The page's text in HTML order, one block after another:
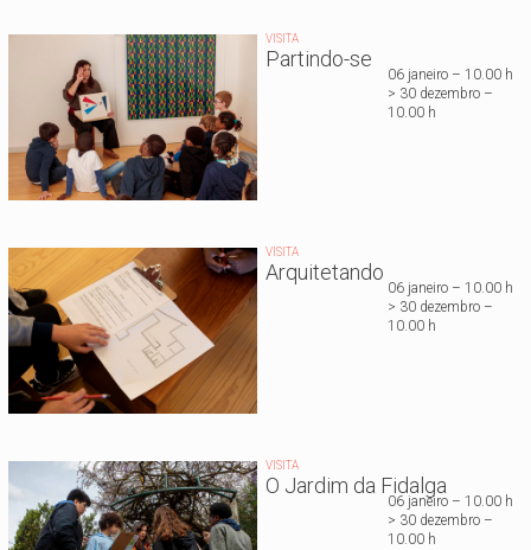
VISITA
Partindo-se
06 janeiro – 10.00 h
> 30 dezembro –
10.00 h
VISITA
Arquitetando
06 janeiro – 10.00 h
> 30 dezembro –
10.00 h
VISITA
O Jardim da Fidalga
06 janeiro – 10.00 h
> 30 dezembro –
10.00 h